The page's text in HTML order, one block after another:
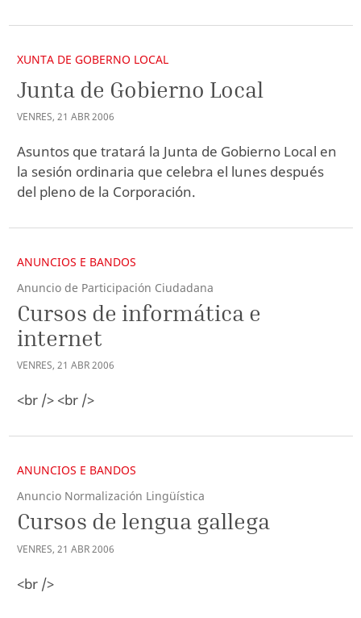
XUNTA DE GOBERNO LOCAL
Junta de Gobierno Local
VENRES, 21 ABR2006
Asuntos que tratará la Junta de Gobierno Local en
la sesión ordinaria que celebra el lunes después
del pleno de la Corporación.
ANUNCIOS E BANDOS
Anuncio de Participación Ciudadana
Cursos de informática e
internet
VENRES, 21 ABR2006
<br /> <br />
ANUNCIOS E BANDOS
Anuncio Normalización Lingüística
Cursos de lengua gallega
VENRES, 21 ABR2006
<br />